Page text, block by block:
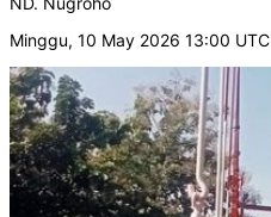
Minggu, 10 May 2026 13:00 UTC